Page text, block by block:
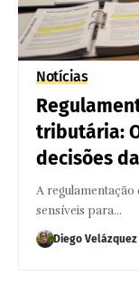
Notícias
tributária:
decisões
A
sensíveis para…
Diego Velázquez